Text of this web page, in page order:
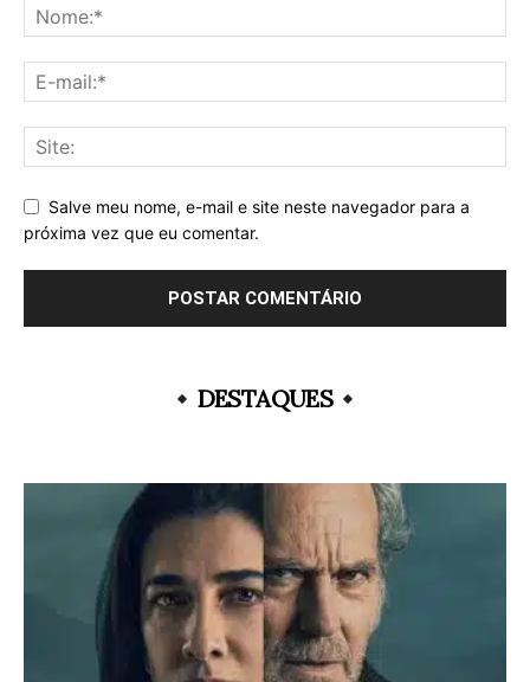
Salve meu nome, e-mail e site neste navegador para a
próxima vez que eu comentar.
DESTAQUES